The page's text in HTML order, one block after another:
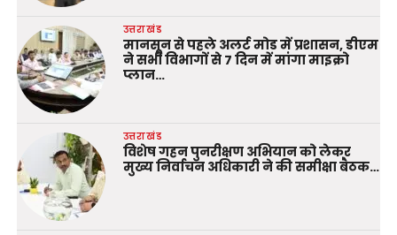
उत्तराखंड
मानसून से पहले अलर्ट मोड में प्रशासन, डीएम
ने सभी विभागों से 7 दिन में मांगा माइक्रो
प्लान…
उत्तराखंड
विशेष गहन पुनरीक्षण अभियान को लेकर
मुख्य निर्वाचन अधिकारी ने की समीक्षा बैठक…